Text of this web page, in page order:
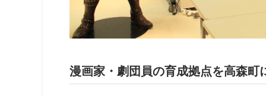
漫画家・劇団員の育成拠点を高森町